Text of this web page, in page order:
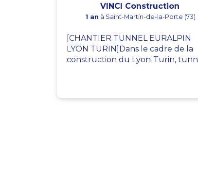
VINCI Construction
1 an à Saint-Martin-de-la-Porte (73)
[CHANTIER TUNNEL EURALPIN
LYON TURIN]Dans le cadre de la
construction du Lyon-Turin,